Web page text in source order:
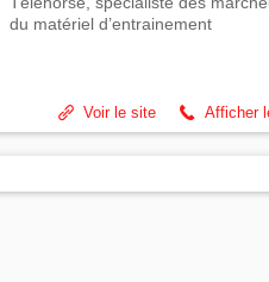
du matériel d’entrainement
Afficher
Voir le site